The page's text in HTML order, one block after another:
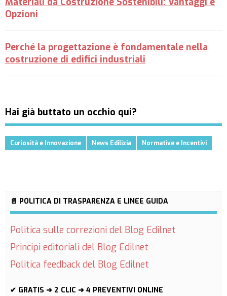
Opzioni
Perché la progettazione è fondamentale nella
costruzione di edifici industriali
Hai già buttato un occhio qui?
Curiosità e Innovazione News Edilizia Normative e Incentivi
📄 POLITICA DI TRASPARENZA E LINEE GUIDA
Politica sulle correzioni del Blog Edilnet
Principi editoriali del Blog Edilnet
Politica feedback del Blog Edilnet
✔ GRATIS ➜ 2 CLIC ➜ 4 PREVENTIVI ONLINE